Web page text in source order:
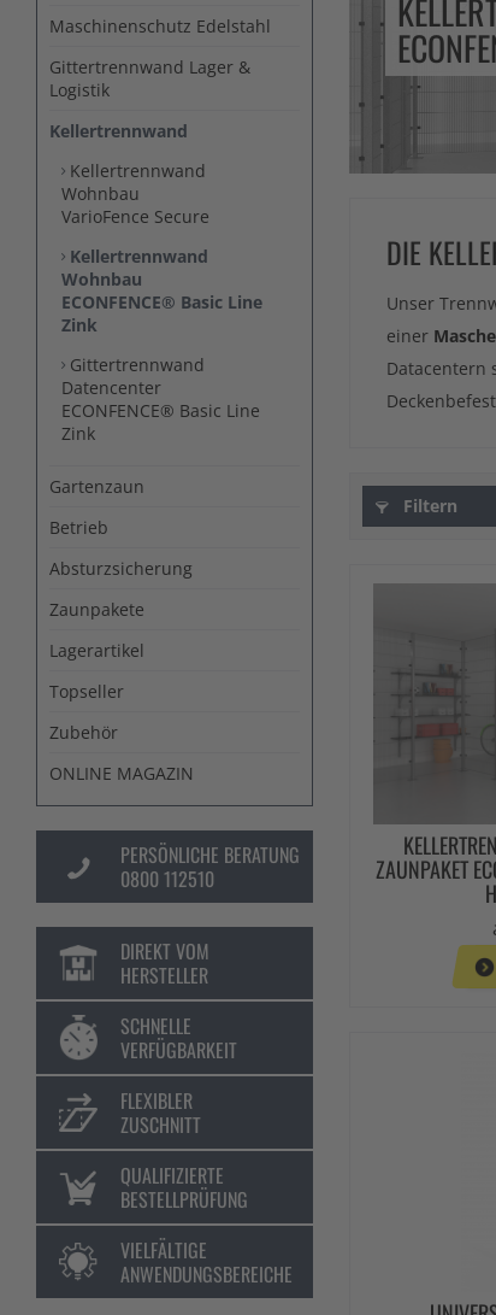
Maschinenschutz Edelstahl
Gittertrennwand Lager &
Logistik
Kellertrennwand
Kellertrennwand
Wohnbau
VarioFence Secure
Kellertrennwand
Wohnbau
ECONFENCE® Basic Line
Zink
Gittertrennwand
Datencenter
ECONFENCE® Basic Line
Zink
Gartenzaun
Betrieb
Absturzsicherung
Zaunpakete
Lagerartikel
Topseller
Zubehör
ONLINE MAGAZIN
PERSÖNLICHE BERATUNG
0800 112510
DIREKT VOM
HERSTELLER
SCHNELLE
VERFÜGBARKEIT
FLEXIBLER
ZUSCHNITT
QUALIFIZIERTE
BESTELLPRÜFUNG
VIELFÄLTIGE
ANWENDUNGSBEREICHE
DIE
Unser
einer
Datacentern
Filtern
ZAUNPAKET